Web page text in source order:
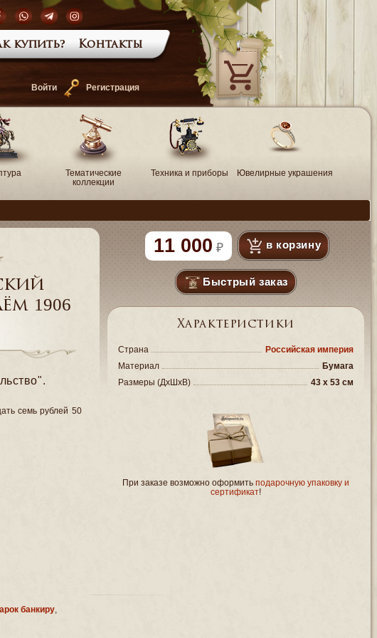
Войти Регистрация
купить? Контакты
—
Тематические
коллекции
Техника и приборы Ювелирные украшения
1906
семь рублей 50
11 000 в корзину
Быстрый заказ
Характеристики
Страна
Российская империя
Материал
Бумага
Размеры (ДxШxВ)
43 x 53 см
При заказе возможно оформить подарочную упаковку и
сертификат!
банкиру,